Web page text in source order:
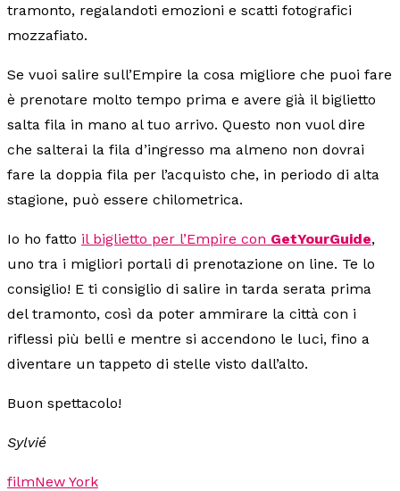
tramonto, regalandoti emozioni e scatti fotografici
mozzafiato.
Se vuoi salire sull’Empire la cosa migliore che puoi fare
è prenotare molto tempo prima e avere già il biglietto
salta fila in mano al tuo arrivo. Questo non vuol dire
che salterai la fila d’ingresso ma almeno non dovrai
fare la doppia fila per l’acquisto che, in periodo di alta
stagione, può essere chilometrica.
Io ho fatto il biglietto per l’Empire con GetYourGuide,
uno tra i migliori portali di prenotazione on line. Te lo
consiglio! E ti consiglio di salire in tarda serata prima
del tramonto, così da poter ammirare la città con i
riflessi più belli e mentre si accendono le luci, fino a
diventare un tappeto di stelle visto dall’alto.
Buon spettacolo!
Sylvié
filmNew York